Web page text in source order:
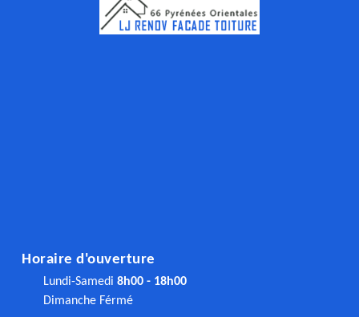
Horaire d'ouverture
Lundi-Samedi 8h00 - 18h00
Dimanche Férmé